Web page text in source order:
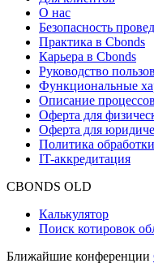
О нас
Безопасность
Практика в Cbonds
Карьера в Cbonds
Руководство
Функциональные
Описание
Оферта для
Оферта для
Политика
IT-аккредитация
CBONDS OLD
Калькулятор
Поиск котировок
Ближайшие конференции